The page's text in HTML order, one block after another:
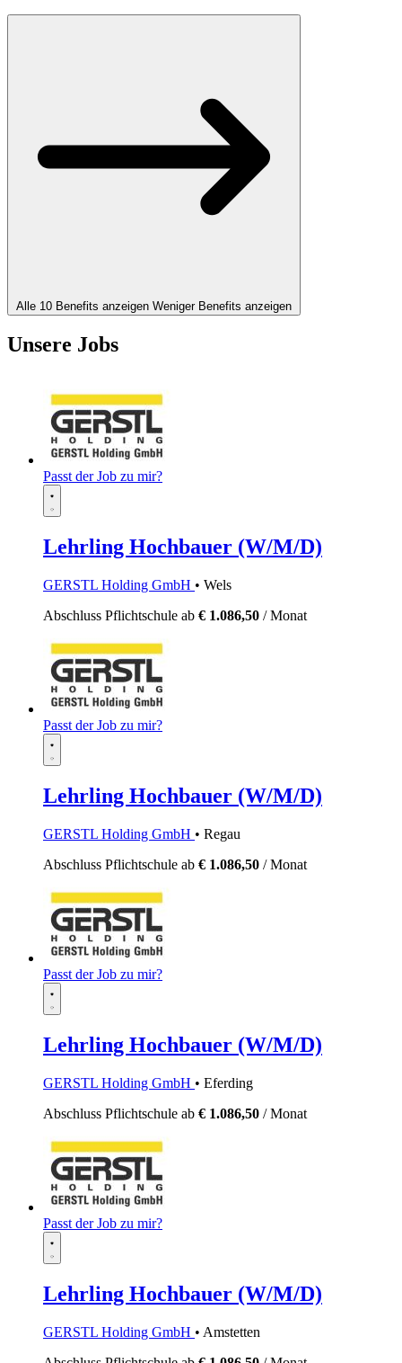
Alle 10 Benefits anzeigen Weniger Benefits anzeigen
Unsere Jobs
Passt der Job zu mir?
Lehrling Hochbauer (W/M/D)
GERSTL Holding GmbH • Wels
Abschluss Pflichtschule ab € 1.086,50 / Monat
Passt der Job zu mir?
Lehrling Hochbauer (W/M/D)
GERSTL Holding GmbH • Regau
Abschluss Pflichtschule ab € 1.086,50 / Monat
Passt der Job zu mir?
Lehrling Hochbauer (W/M/D)
GERSTL Holding GmbH • Eferding
Abschluss Pflichtschule ab € 1.086,50 / Monat
Passt der Job zu mir?
Lehrling Hochbauer (W/M/D)
GERSTL Holding GmbH • Amstetten